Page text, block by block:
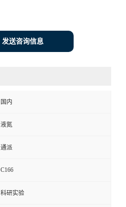
发送咨询信息
国内
液氮
通派
C166
科研实验